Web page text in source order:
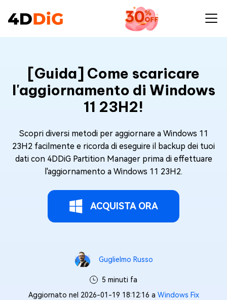
[Guida] Come scaricare
l'aggiornamento di Windows
11 23H2!
Scopri diversi metodi per aggiornare a Windows 11
23H2 facilmente e ricorda di eseguire il backup dei tuoi
dati con 4DDiG Partition Manager prima di effettuare
l'aggiornamento a Windows 11 23H2.
ACQUISTA ORA
Guglielmo Russo
5 minuti fa
Aggiornato nel 2026-01-19 18:12:16 a Windows Fix